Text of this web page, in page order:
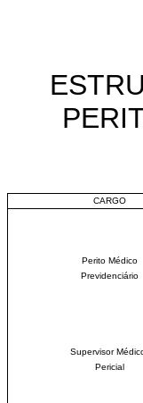
CARGO
Perito Médico
Previdenciário
Supervisor
Pericial